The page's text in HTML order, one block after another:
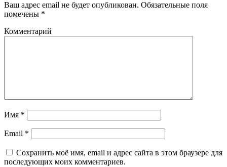
Ваш адрес email не будет опубликован. Обязательные поля
помечены *
Комментарий
Имя *
Email *
Сохранить моё имя, email и адрес сайта в этом браузере для
последующих моих комментариев.